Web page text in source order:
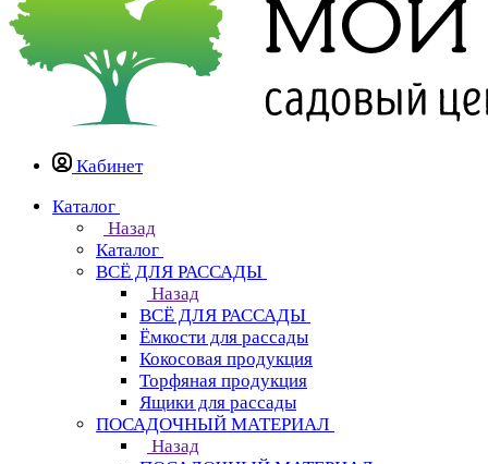
Кабинет
Каталог
Назад
Каталог
ВСЁ ДЛЯ РАССАДЫ
Назад
ВСЁ ДЛЯ РАССАДЫ
Ёмкости для рассады
Кокосовая продукция
Торфяная продукция
Ящики для рассады
ПОСАДОЧНЫЙ МАТЕРИАЛ
Назад